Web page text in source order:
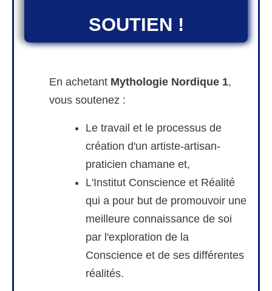
SOUTIEN !
En achetant Mythologie Nordique 1,
vous soutenez :
Le travail et le processus de
création d'un artiste-artisan-
praticien chamane et,
L'Institut Conscience et Réalité
qui a pour but de promouvoir une
meilleure connaissance de soi
par l'exploration de la
Conscience et de ses différentes
réalités.